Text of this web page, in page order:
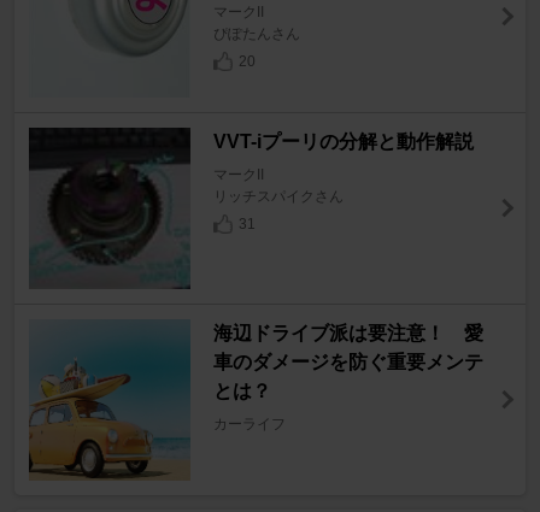
マークII
ぴぽたんさん
20
VVT-iプーリの分解と動作解説
マークII
リッチスパイクさん
31
海辺ドライブ派は要注意！ 愛
車のダメージを防ぐ重要メンテ
とは？
カーライフ